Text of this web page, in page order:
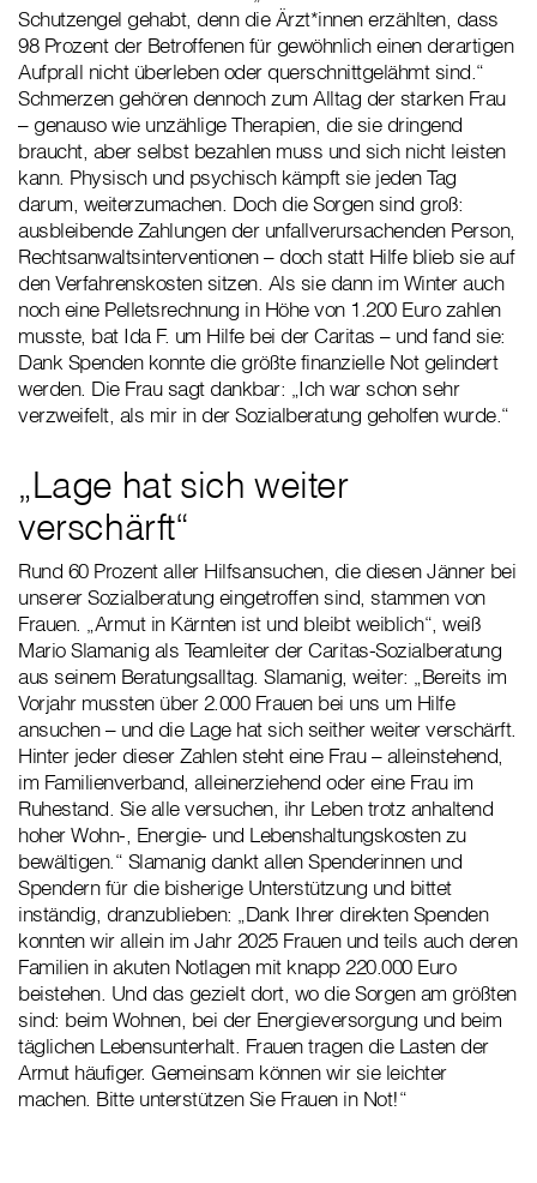
Schutzengel gehabt, denn die Ärzt*innen erzählten, dass
98 Prozent der Betroffenen für gewöhnlich einen derartigen
Aufprall nicht überleben oder querschnittgelähmt sind.“
Schmerzen gehören dennoch zum Alltag der starken Frau
– genauso wie unzählige Therapien, die sie dringend
braucht, aber selbst bezahlen muss und sich nicht leisten
kann. Physisch und psychisch kämpft sie jeden Tag
darum, weiterzumachen. Doch die Sorgen sind groß:
ausbleibende Zahlungen der unfallverursachenden Person,
Rechtsanwaltsinterventionen – doch statt Hilfe blieb sie auf
den Verfahrenskosten sitzen. Als sie dann im Winter auch
noch eine Pelletsrechnung in Höhe von 1.200 Euro zahlen
musste, bat Ida F. um Hilfe bei der Caritas – und fand sie:
Dank Spenden konnte die größte finanzielle Not gelindert
werden. Die Frau sagt dankbar: „Ich war schon sehr
verzweifelt, als mir in der Sozialberatung geholfen wurde.“
„Lage hat sich weiter
verschärft“
Rund 60 Prozent aller Hilfsansuchen, die diesen Jänner bei
unserer Sozialberatung eingetroffen sind, stammen von
Frauen. „Armut in Kärnten ist und bleibt weiblich“, weiß
Mario Slamanig als Teamleiter der Caritas-Sozialberatung
aus seinem Beratungsalltag. Slamanig, weiter: „Bereits im
Vorjahr mussten über 2.000 Frauen bei uns um Hilfe
ansuchen – und die Lage hat sich seither weiter verschärft.
Hinter jeder dieser Zahlen steht eine Frau – alleinstehend,
im Familienverband, alleinerziehend oder eine Frau im
Ruhestand. Sie alle versuchen, ihr Leben trotz anhaltend
hoher Wohn-, Energie- und Lebenshaltungskosten zu
bewältigen.“ Slamanig dankt allen Spenderinnen und
Spendern für die bisherige Unterstützung und bittet
inständig, dranzublieben: „Dank Ihrer direkten Spenden
konnten wir allein im Jahr 2025 Frauen und teils auch deren
Familien in akuten Notlagen mit knapp 220.000 Euro
beistehen. Und das gezielt dort, wo die Sorgen am größten
sind: beim Wohnen, bei der Energieversorgung und beim
täglichen Lebensunterhalt. Frauen tragen die Lasten der
Armut häufiger. Gemeinsam können wir sie leichter
machen. Bitte unterstützen Sie Frauen in Not!“